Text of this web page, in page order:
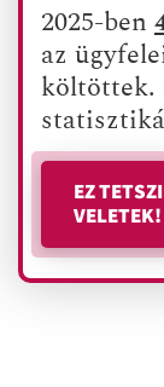
2025-ben
az
költöttek.
EZ
VELETEK!